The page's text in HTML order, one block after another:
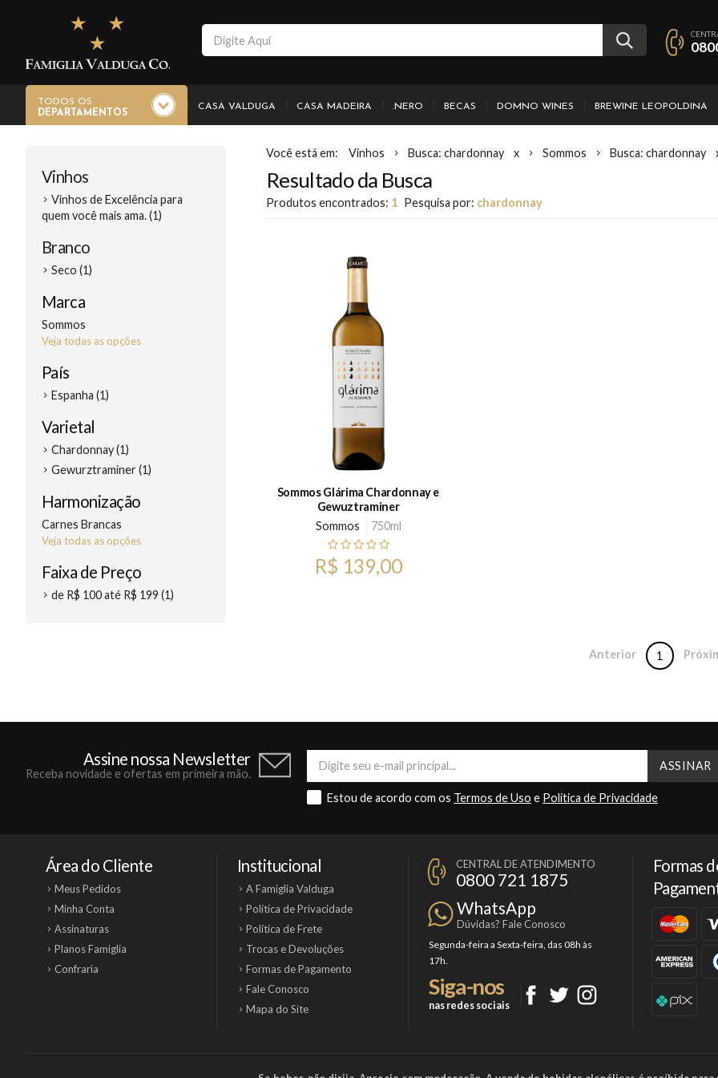
TODOS OS
DEPARTAMENTOS
CASA VALDUGA CASA MADEIRA .NERO BECAS DOMNO WINES BREWINE LEOPOLDINA
Vinhos
Vinhos de Excelência para
quem você mais ama. (1)
Branco
Seco (1)
Marca
Sommos
Veja todas as opções
País
Espanha (1)
Varietal
Chardonnay (1)
Gewurztraminer (1)
Harmonização
Carnes Brancas
Veja todas as opções
Faixa de Preço
de R$ 100 até R$ 199 (1)
Vinhos Busca: chardonnay x Sommos Busca: chardonnay
Resultado da Busca
Produtos encontrados: 1 Pesquisa por: chardonnay
Sommos Glárima Chardonnay e
Gewuztraminer
Sommos
750ml
R$ 139,00
Anterior 1
Assine nossa Newsletter
Receba novidade e ofertas em primeira mão.
Estou de acordo com os Termos de Uso e Política de Privacidade
Área do Cliente
Meus Pedidos
Minha Conta
Assinaturas
Planos Famiglia
Confraria
Institucional
A Famiglia Valduga
Política de Privacidade
Política de Frete
Trocas e Devoluções
Formas de Pagamento
Fale Conosco
Mapa do Site
CENTRAL DE ATENDIMENTO
0800 721 1875
WhatsApp
Dúvidas? Fale Conosco
Segunda-feira a Sexta-feira, das 08h às
17h.
Siga-nos
nas redes sociais
Formas